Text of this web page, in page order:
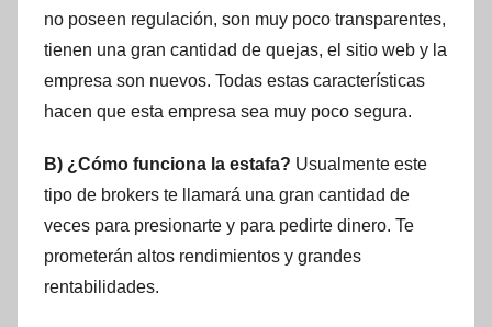
no poseen regulación, son muy poco transparentes,
tienen una gran cantidad de quejas, el sitio web y la
empresa son nuevos. Todas estas características
hacen que esta empresa sea muy poco segura.
B) ¿Cómo funciona la estafa? Usualmente este
tipo de brokers te llamará una gran cantidad de
veces para presionarte y para pedirte dinero. Te
prometerán altos rendimientos y grandes
rentabilidades.